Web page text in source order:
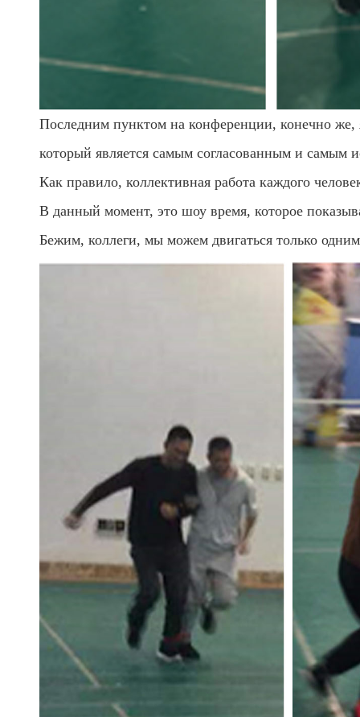
Последним пунктом на конференции, конечно же,
который является самым согласованным и самым
Как правило, коллективная работа каждого
В данный момент, это шоу время, которое
Бежим, коллеги, мы можем двигаться только